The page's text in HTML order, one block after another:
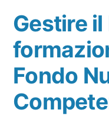
Gestire
Fondo